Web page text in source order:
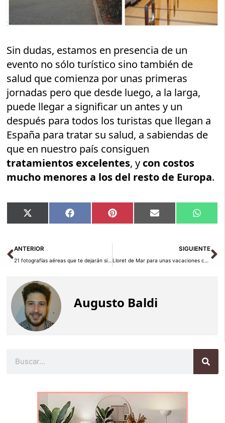
Sin dudas, estamos en presencia de un
evento no sólo turístico sino también de
salud que comienza por unas primeras
jornadas pero que desde luego, a la larga,
puede llegar a significar un antes y un
después para todos los turistas que llegan a
España para tratar su salud, a sabiendas de
que en nuestro país consiguen
tratamientos excelentes, y con costos
mucho menores a los del resto de Europa.
Compartir
en
X
(Twitter)
Compartir
en
Facebook Compartir
en
Pinterest Compartir
en
Email
en
Ant
ANTERIOR
21 fotografías aéreas que te dejarán sin respiración
SIGUIENTE
Lloret de Mar para unas vacaciones con niños
Augusto Baldi